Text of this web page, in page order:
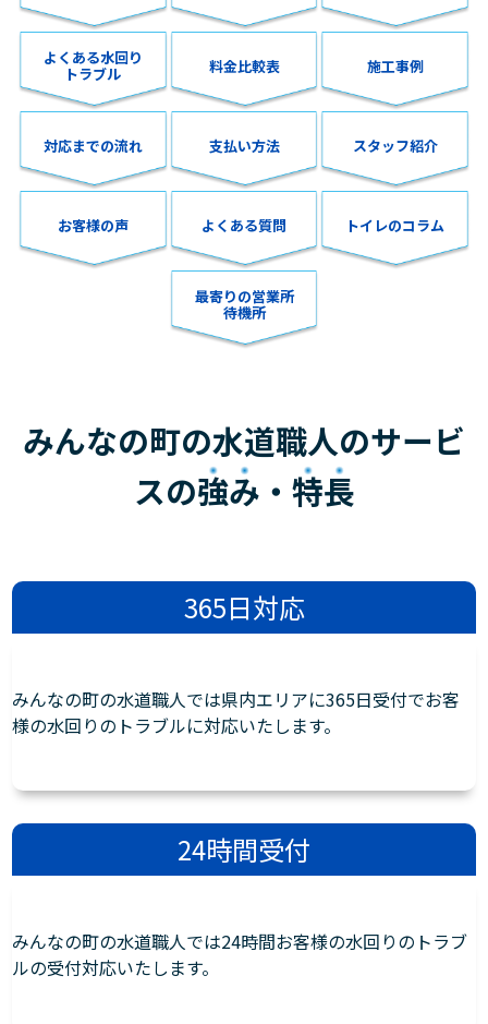
よくある水回り
トラブル 料金比較表 施工事例
対応までの流れ 支払い方法 スタッフ紹介
お客様の声 よくある質問 トイレのコラム
最寄りの営業所
待機所
みんなの町の水道職人のサービ
スの強み ・ 特長
365日対応
みんなの町の水道職人では県内エリアに365日受付でお客
様の水回りのトラブルに対応いたします。
24時間受付
みんなの町の水道職人では24時間お客様の水回りのトラブ
ルの受付対応いたします。